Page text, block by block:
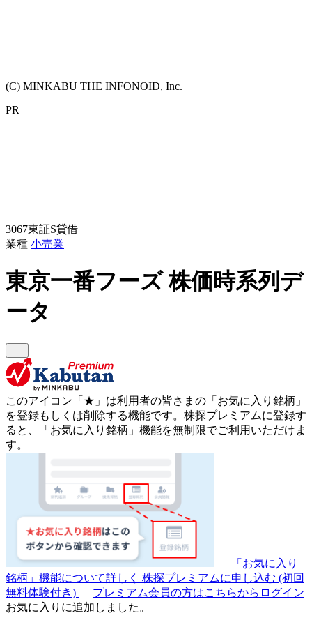
(C) MINKABU THE INFONOID, Inc.
PR
3067東証S貸借
業種 小売業
東京一番フーズ株価時系列デ
ータ
このアイコン 「★」 は利用者の皆さまの 「お気に入り銘柄」
を登録もしくは削除する機能です。 株探プレミアムに登録す
ると、「お気に入り銘柄」機能を無制限でご利用いただけま
す。
「お気に入り
銘柄」機能について詳しく 株探プレミアムに申し込む (初回
無料体験付き)
プレミアム会員の方はこちらからログイン
お気に入りに追加しました。